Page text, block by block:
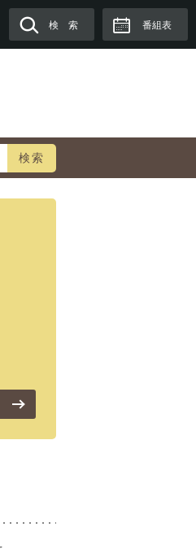
検 索 番組表
検索